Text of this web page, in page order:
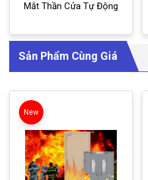
Mắt Thần Cửa Tự Động
Sản Phẩm Cùng Giá
New